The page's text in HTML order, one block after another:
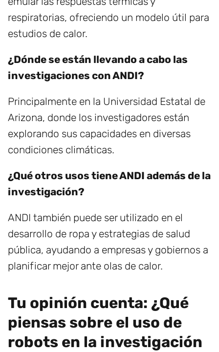
respiratorias, ofreciendo un modelo útil para
estudios de calor.
¿Dónde se están llevando a cabo las
investigaciones con ANDI?
Principalmente en la Universidad Estatal de
Arizona, donde los investigadores están
explorando sus capacidades en diversas
condiciones climáticas.
¿Qué otros usos tiene ANDI además de la
investigación?
ANDI también puede ser utilizado en el
desarrollo de ropa y estrategias de salud
pública, ayudando a empresas y gobiernos a
planificar mejor ante olas de calor.
Tu opinión cuenta: ¿Qué
piensas sobre el uso de
robots en la investigación